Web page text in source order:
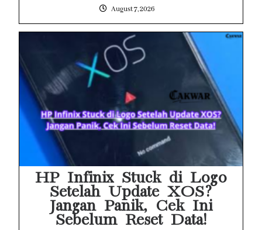
August 7, 2026
HP Infinix Stuck di Logo
Setelah Update XOS?
Jangan Panik, Cek Ini
Sebelum Reset Data!